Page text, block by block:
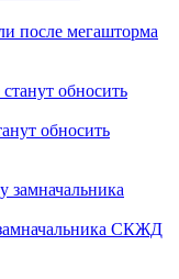
после мегашторма
обносить
СКЖД